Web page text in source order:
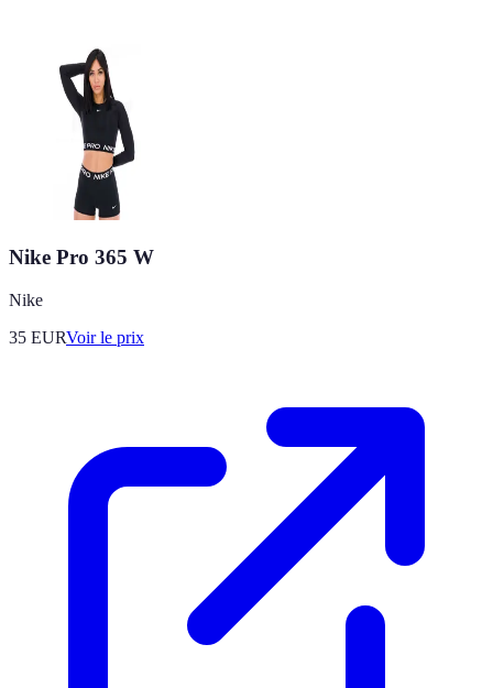
Nike Pro 365 W
Nike
35 EURVoir le prix